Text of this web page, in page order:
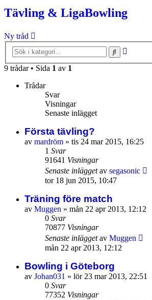
Tävling & LigaBowling
Ny tråd
Sök
9 trådar • Sida 1 av 1
Trådar
Svar
Visningar
Senaste inlägget
Första tävling?
av mardröm » tis 24 mar 2015, 16:25
1 Svar
91641 Visningar
Senaste inläggetav segasonic
tor 18 jun 2015, 10:47
Träning före match
av Muggen » mån 22 apr 2013, 12:12
0 Svar
70877 Visningar
Senaste inläggetav Muggen
mån 22 apr 2013, 12:12
Bowling i Göteborg
av Johan031 » lör 23 mar 2013, 22:51
0 Svar
77352 Visningar